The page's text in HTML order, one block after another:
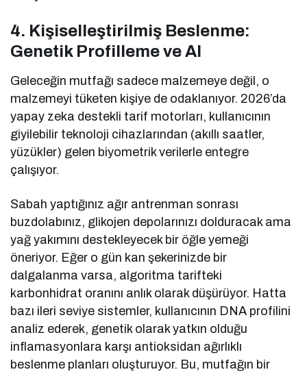
4. Kişiselleştirilmiş Beslenme:
Genetik Profilleme ve AI
Geleceğin mutfağı sadece malzemeye değil, o
malzemeyi tüketen kişiye de odaklanıyor. 2026’da
yapay zeka destekli tarif motorları, kullanıcının
giyilebilir teknoloji cihazlarından (akıllı saatler,
yüzükler) gelen biyometrik verilerle entegre
çalışıyor.
Sabah yaptığınız ağır antrenman sonrası
buzdolabınız, glikojen depolarınızı dolduracak ama
yağ yakımını destekleyecek bir öğle yemeği
öneriyor. Eğer o gün kan şekerinizde bir
dalgalanma varsa, algoritma tarifteki
karbonhidrat oranını anlık olarak düşürüyor. Hatta
bazı ileri seviye sistemler, kullanıcının DNA profilini
analiz ederek, genetik olarak yatkın olduğu
inflamasyonlara karşı antioksidan ağırlıklı
beslenme planları oluşturuyor. Bu, mutfağın bir